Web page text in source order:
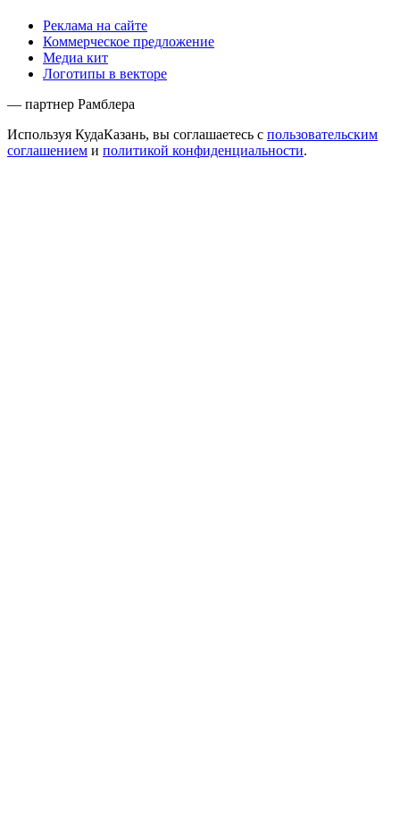
Реклама на сайте
Коммерческое предложение
Медиа кит
Логотипы в векторе
— партнер Рамблера
Используя КудаКазань, вы соглашаетесь с пользовательским
соглашением и политикой конфиденциальности.